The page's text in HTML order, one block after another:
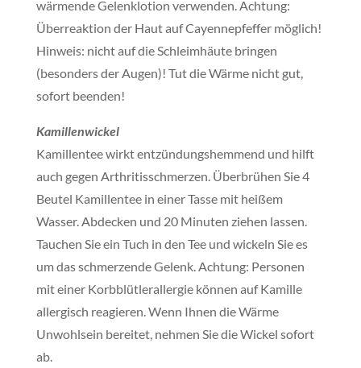
wärmende Gelenklotion verwenden. Achtung:
Überreaktion der Haut auf Cayennepfeffer möglich!
Hinweis: nicht auf die Schleimhäute bringen
(besonders der Augen)! Tut die Wärme nicht gut,
sofort beenden!
Kamillenwickel
Kamillentee wirkt entzündungshemmend und hilft
auch gegen Arthritisschmerzen. Überbrühen Sie 4
Beutel Kamillentee in einer Tasse mit heißem
Wasser. Abdecken und 20 Minuten ziehen lassen.
Tauchen Sie ein Tuch in den Tee und wickeln Sie es
um das schmerzende Gelenk. Achtung: Personen
mit einer Korbblütlerallergie können auf Kamille
allergisch reagieren. Wenn Ihnen die Wärme
Unwohlsein bereitet, nehmen Sie die Wickel sofort
ab.